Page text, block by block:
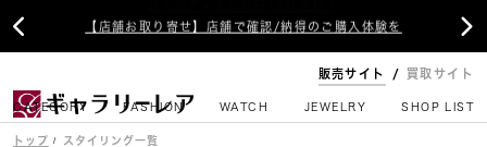
【店舗お取り寄せ】店舗で確認/納得のご購入体験を
 
販売サイト 買取サイト
CATEGORY FASHION WATCH JEWELRY SHOP LIST
トップ スタイリング一覧